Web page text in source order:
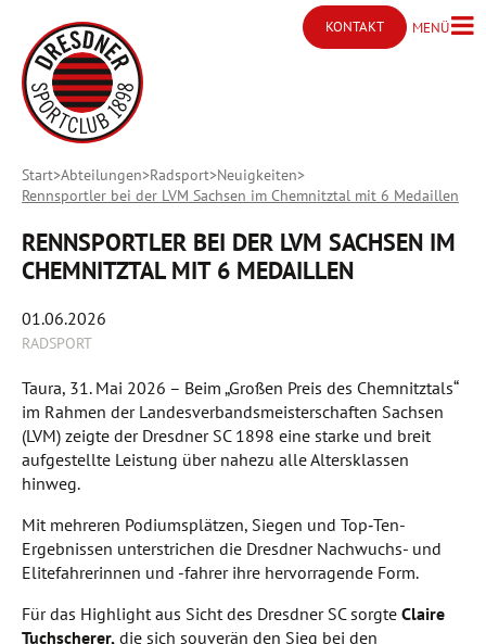
KONTAKT
Kontakt öffnen
MENÜMenü
Start Abteilungen Radsport Neuigkeiten
Rennsportler bei der LVM Sachsen im Chemnitztal mit 6 Medaillen
RENNSPORTLER BEI DER LVM SACHSEN IM
CHEMNITZTAL MIT 6 MEDAILLEN
01.06.2026
RADSPORT
Taura, 31. Mai 2026 – Beim „Großen Preis des Chemnitztals“
im Rahmen der Landesverbandsmeisterschaften Sachsen
(LVM) zeigte der Dresdner SC 1898 eine starke und breit
aufgestellte Leistung über nahezu alle Altersklassen
hinweg.
Mit mehreren Podiumsplätzen, Siegen und Top‑Ten-
Ergebnissen unterstrichen die Dresdner Nachwuchs- und
Elitefahrerinnen und -fahrer ihre hervorragende Form.
Für das Highlight aus Sicht des Dresdner SC sorgte Claire
Tuchscherer, die sich souverän den Sieg bei den